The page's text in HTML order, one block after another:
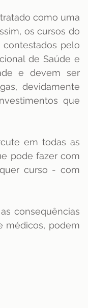
como uma
os cursos do
contestados pelo
de Saúde e
e devem ser
devidamente
que
em todas as
pode fazer com
curso - com
consequências
médicos, podem